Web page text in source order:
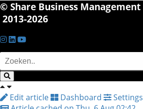
© Share Business Management
2013-2026
Edit article Dashboard Settings